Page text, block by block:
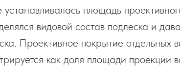
площадь
видовой состав подлеска и
Проективное покрытие отдельных
как доля площади проекции